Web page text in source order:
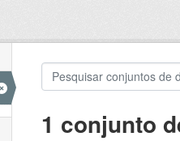
1 conjunto